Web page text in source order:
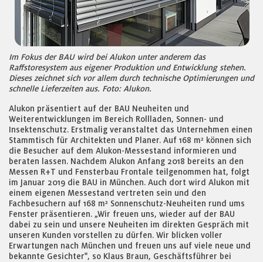
Im Fokus der BAU wird bei Alukon unter anderem das
Raffstoresystem aus eigener Produktion und Entwicklung stehen.
Dieses zeichnet sich vor allem durch technische Optimierungen und
schnelle Lieferzeiten aus. Foto: Alukon.
Alukon präsentiert auf der BAU Neuheiten und
Weiterentwicklungen im Bereich Rollladen, Sonnen- und
Insektenschutz. Erstmalig veranstaltet das Unternehmen einen
Stammtisch für Architekten und Planer. Auf 168 m² können sich
die Besucher auf dem Alukon-Messestand informieren und
beraten lassen. Nachdem Alukon Anfang 2018 bereits an den
Messen R+T und Fensterbau Frontale teilgenommen hat, folgt
im Januar 2019 die BAU in München. Auch dort wird Alukon mit
einem eigenen Messestand vertreten sein und den
Fachbesuchern auf 168 m² Sonnenschutz-Neuheiten rund ums
Fenster präsentieren. „Wir freuen uns, wieder auf der BAU
dabei zu sein und unsere Neuheiten im direkten Gespräch mit
unseren Kunden vorstellen zu dürfen. Wir blicken voller
Erwartungen nach München und freuen uns auf viele neue und
bekannte Gesichter", so Klaus Braun, Geschäftsführer bei